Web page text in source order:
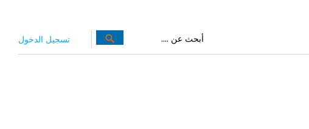
تسجيل الدخول
عن:
search